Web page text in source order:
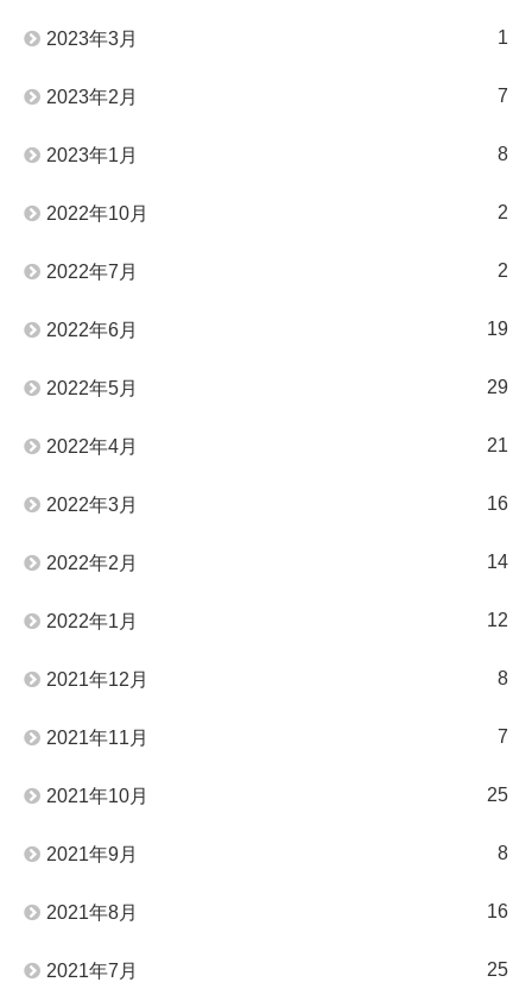
2023年3月 1
2023年2月 7
2023年1月 8
2022年10月 2
2022年7月 2
2022年6月 19
2022年5月 29
2022年4月 21
2022年3月 16
2022年2月 14
2022年1月 12
2021年12月 8
2021年11月 7
2021年10月 25
2021年9月 8
2021年8月 16
2021年7月 25